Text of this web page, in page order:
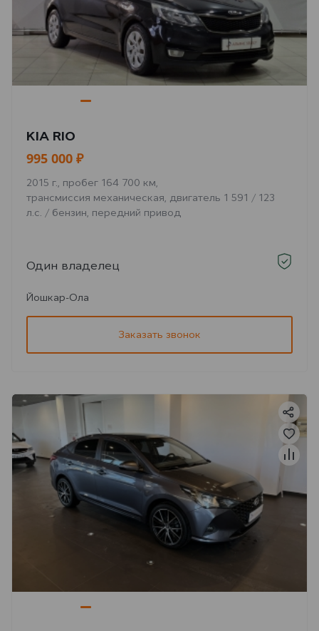
KIA RIO
995 000 ₽
2015 г., пробег 164 700 км,
трансмиссия механическая, двигатель 1 591 / 123
л.с. / бензин, передний привод
Один владелец
Йошкар-Ола
Заказать звонок